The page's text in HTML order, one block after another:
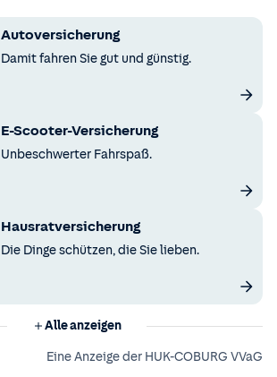
Autoversicherung
Damit fahren Sie gut und günstig.
E-Scooter-Versicherung
Unbeschwerter Fahrspaß.
Hausratversicherung
Die Dinge schützen, die Sie lieben.
Alle anzeigen
Eine Anzeige der HUK-COBURG VVaG